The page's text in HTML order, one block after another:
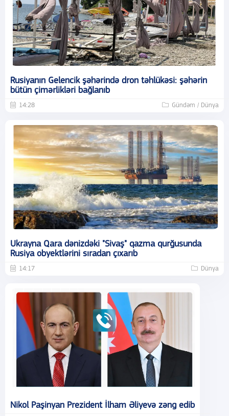
Rusiyanın Gelencik şəhərində dron təhlükəsi: şəhərin
bütün çimərlikləri bağlanıb
14:28 Gündəm / Dünya
Ukrayna Qara dənizdəki "Sivaş" qazma qurğusunda
Rusiya obyektlərini sıradan çıxarıb
14:17 Dünya
Nikol Paşinyan Prezident İlham Əliyevə zəng edib